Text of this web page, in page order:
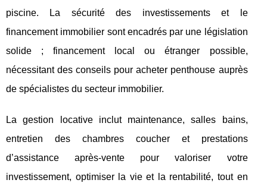
piscine. La sécurité des investissements et le
financement immobilier sont encadrés par une législation
solide ; financement local ou étranger possible,
nécessitant des conseils pour acheter penthouse auprès
de spécialistes du secteur immobilier.
La gestion locative inclut maintenance, salles bains,
entretien des chambres coucher et prestations
d’assistance après-vente pour valoriser votre
investissement, optimiser la vie et la rentabilité, tout en